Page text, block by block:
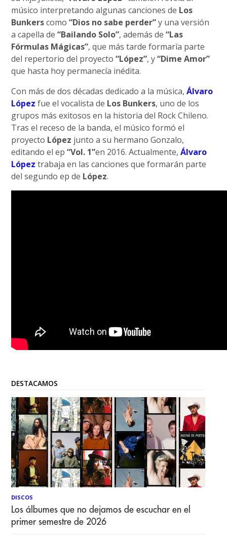
músico interpretando algunas canciones de Los
Bunkerscomo“Dios no sabe perder”y una versión
a capella de“Bailando Solo”, además de“Las
Fórmulas Mágicas”, que más tarde formaría parte
del repertorio del proyecto“López”, y“Dime Amor”
que hasta hoy permanecía inédita.
Con más de dos décadas dedicado a la música,Álvaro
López fue el vocalista de Los Bunkers, uno de los
grupos más exitosos en la historia del Rock Chileno.
Tras el receso de la banda, el músico formó el
proyecto López junto a su hermano Gonzalo,
editando el ep“Vol. 1”en 2016. Actualmente,Álvaro
López trabaja en las canciones que formarán parte
del segundo ep de López.
DESTACAMOS
DISCOS
Los álbumes que no dejamos de escuchar en el
primer semestre de 2026